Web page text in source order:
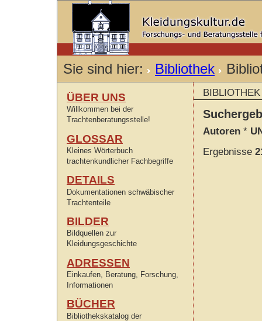
Sie sind hier: Bibliothek
ÜBER UNS
Willkommen bei der
Trachtenberatungsstelle!
GLOSSAR
Kleines Wörterbuch
trachtenkundlicher Fachbegriffe
DETAILS
Dokumentationen schwäbischer
Trachtenteile
BILDER
Bildquellen zur
Kleidungsgeschichte
ADRESSEN
Einkaufen, Beratung, Forschung,
Informationen
BÜCHER
Bibliothekskatalog der
Autoren *
Ergebnisse